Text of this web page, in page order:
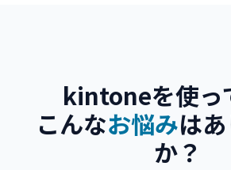
kintoneを使っ
こんなお悩みは
か？